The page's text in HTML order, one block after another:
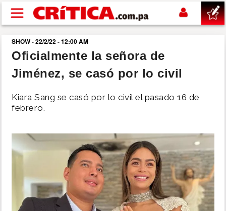
Pasar al contenido principal
buscar
SUCESOS
NACIONAL
DEPORTES
SHOW - 22/2/22 - 12:00 AM
Oficialmente la señora de
Jiménez, se casó por lo civil
Kiara Sang se casó por lo civil el pasado 16 de
febrero.